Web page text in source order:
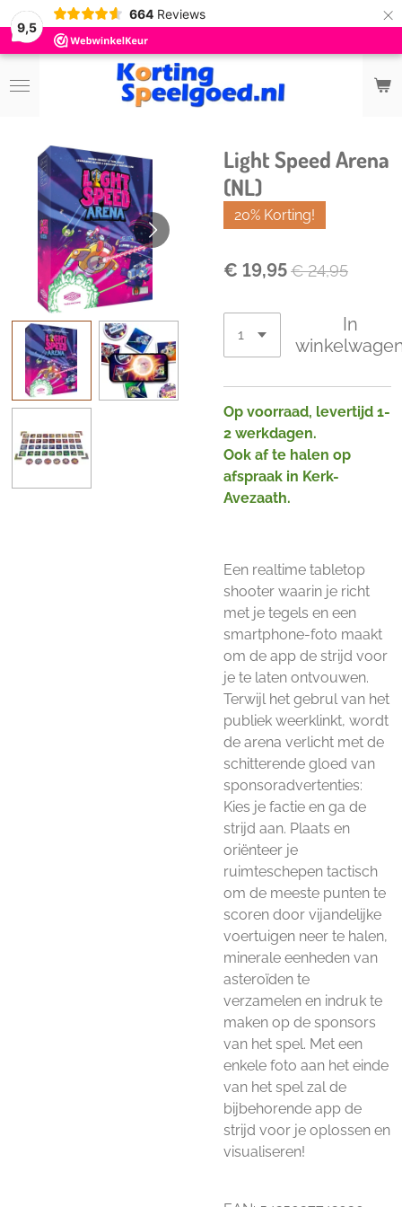
9,5
664 Reviews ×
Light Speed Arena
(NL)
20% Korting!
€ 19,95€ 24,95
In
Op voorraad, levertijd 1-
2 werkdagen.
Ook af te halen op
afspraak in Kerk-
Avezaath.
Een realtime tabletop
shooter waarin je richt
met je tegels en een
smartphone-foto maakt
om de app de strijd voor
je te laten ontvouwen.
Terwijl het gebrul van het
publiek weerklinkt, wordt
de arena verlicht met de
schitterende gloed van
sponsoradvertenties:
Kies je factie en ga de
strijd aan. Plaats en
oriënteer je
ruimteschepen tactisch
om de meeste punten te
scoren door vijandelijke
voertuigen neer te halen,
minerale eenheden van
asteroïden te
verzamelen en indruk te
maken op de sponsors
van het spel. Met een
enkele foto aan het einde
van het spel zal de
bijbehorende app de
strijd voor je oplossen en
visualiseren!